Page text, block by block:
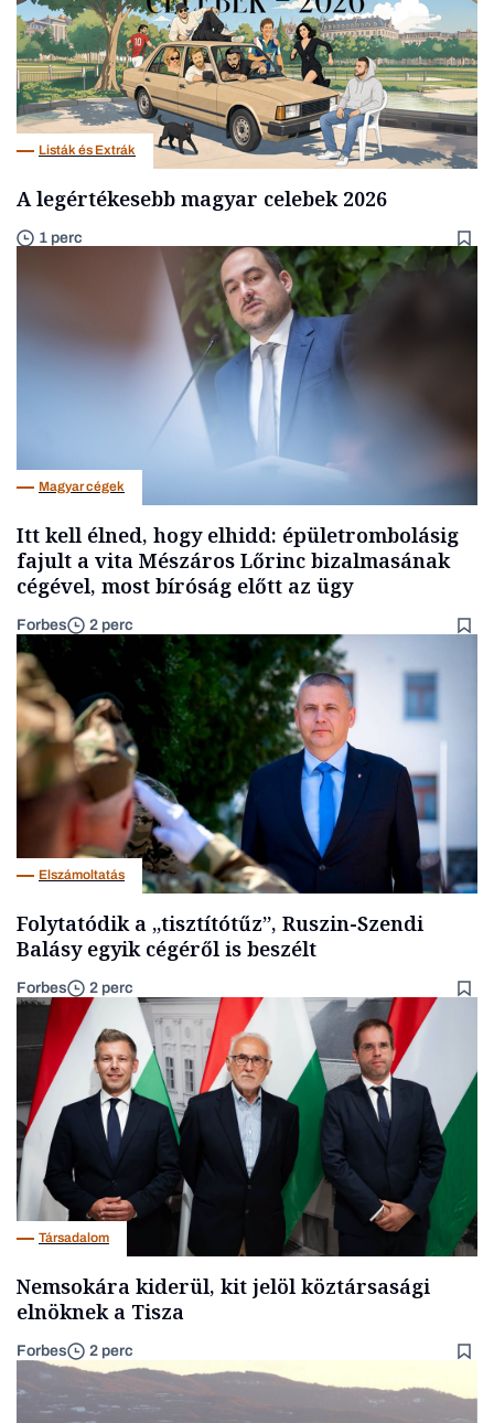
Listák és Extrák
A legértékesebb magyar celebek 2026
1 perc
Magyar cégek
Itt kell élned, hogy elhidd: épületrombolásig
fajult a vita Mészáros Lőrinc bizalmasának
cégével, most bíróság előtt az ügy
Forbes 2 perc
Elszámoltatás
Folytatódik a „tisztítótűz”, Ruszin-Szendi
Balásy egyik cégéről is beszélt
Forbes 2 perc
Társadalom
Nemsokára kiderül, kit jelöl köztársasági
elnöknek a Tisza
Forbes 2 perc